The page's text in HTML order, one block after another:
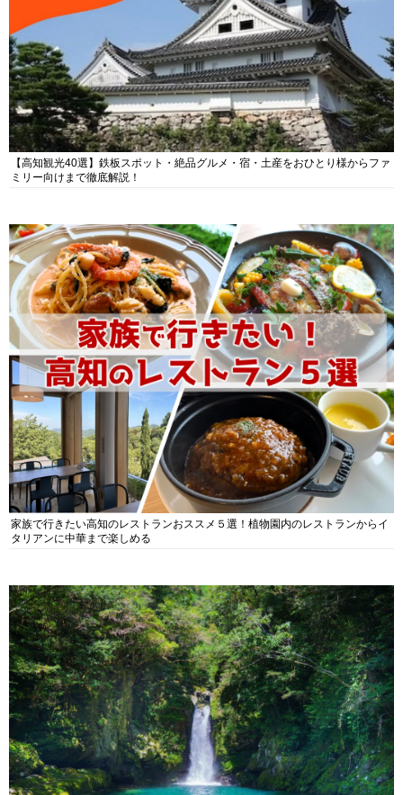
【高知観光40選】鉄板スポット・絶品グルメ・宿・土産をおひとり様からファ
ミリー向けまで徹底解説！
家族で行きたい高知のレストランおススメ５選！植物園内のレストランからイ
タリアンに中華まで楽しめる